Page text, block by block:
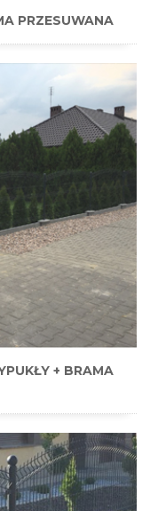
PRZESUWANA
+ BRAMA